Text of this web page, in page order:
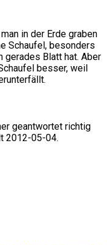
in der Erde graben
Schaufel, besonders
gerades Blatt hat. Aber
besser, weil
geantwortet richtig
2012-05-04.